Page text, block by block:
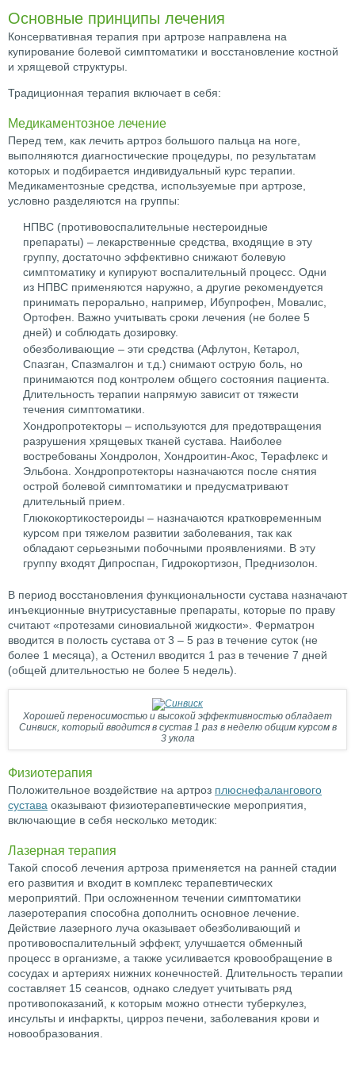
Основные принципы лечения
Консервативная терапия при артрозе направлена на
купирование болевой симптоматики и восстановление костной
и хрящевой структуры.
Традиционная терапия включает в себя:
Медикаментозное лечение
Перед тем, как лечить артроз большого пальца на ноге,
выполняются диагностические процедуры, по результатам
которых и подбирается индивидуальный курс терапии.
Медикаментозные средства, используемые при артрозе,
условно разделяются на группы:
НПВС (противовоспалительные нестероидные
препараты) – лекарственные средства, входящие в эту
группу, достаточно эффективно снижают болевую
симптоматику и купируют воспалительный процесс. Одни
из НПВС применяются наружно, а другие рекомендуется
принимать перорально, например, Ибупрофен, Мовалис,
Ортофен. Важно учитывать сроки лечения (не более 5
дней) и соблюдать дозировку.
обезболивающие – эти средства (Афлутон, Кетарол,
Спазган, Спазмалгон и т.д.) снимают острую боль, но
принимаются под контролем общего состояния пациента.
Длительность терапии напрямую зависит от тяжести
течения симптоматики.
Хондропротекторы – используются для предотвращения
разрушения хрящевых тканей сустава. Наиболее
востребованы Хондролон, Хондроитин-Акос, Терафлекс и
Эльбона. Хондропротекторы назначаются после снятия
острой болевой симптоматики и предусматривают
длительный прием.
Глюкокортикостероиды – назначаются кратковременным
курсом при тяжелом развитии заболевания, так как
обладают серьезными побочными проявлениями. В эту
группу входят Дипроспан, Гидрокортизон, Преднизолон.
В период восстановления функциональности сустава назначают
инъекционные внутрисуставные препараты, которые по праву
считают «протезами синовиальной жидкости». Ферматрон
вводится в полость сустава от 3 – 5 раз в течение суток (не
более 1 месяца), а Остенил вводится 1 раз в течение 7 дней
(общей длительностью не более 5 недель).
Хорошей переносимостью и высокой эффективностью обладает
Синвиск, который вводится в сустав 1 раз в неделю общим курсом в
3 укола
Физиотерапия
Положительное воздействие на артроз плюснефалангового
сустава оказывают физиотерапевтические мероприятия,
включающие в себя несколько методик:
Лазерная терапия
Такой способ лечения артроза применяется на ранней стадии
его развития и входит в комплекс терапевтических
мероприятий. При осложненном течении симптоматики
лазеротерапия способна дополнить основное лечение.
Действие лазерного луча оказывает обезболивающий и
противовоспалительный эффект, улучшается обменный
процесс в организме, а также усиливается кровообращение в
сосудах и артериях нижних конечностей. Длительность терапии
составляет 15 сеансов, однако следует учитывать ряд
противопоказаний, к которым можно отнести туберкулез,
инсульты и инфаркты, цирроз печени, заболевания крови и
новообразования.